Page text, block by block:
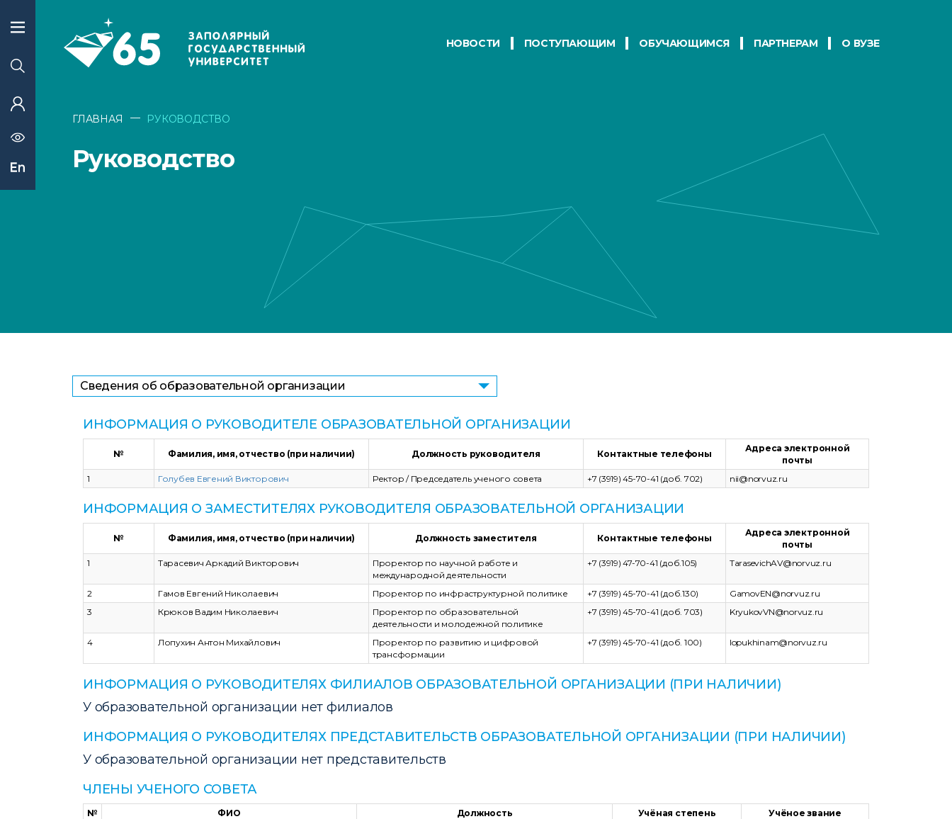
НОВОСТИ ПОСТУПАЮЩИМ ОБУЧАЮЩИМСЯ ПАРТНЕРАМ О ВУЗЕ
ГЛАВНАЯ — РУКОВОДСТВО
Руководство
Сведения об образовательной организации
ИНФОРМАЦИЯ О РУКОВОДИТЕЛЕ ОБРАЗОВАТЕЛЬНОЙ ОРГАНИЗАЦИИ
№ Фамилия, имя, отчество (при наличии) Должность руководителя Контактные телефоны
Адреса электронной
почты
1
Голубев Евгений Викторович Ректор / Председатель ученого совета +7 (3919) 45-70-41 (доб. 702) nii@norvuz.ru
ИНФОРМАЦИЯ О ЗАМЕСТИТЕЛЯХ РУКОВОДИТЕЛЯ ОБРАЗОВАТЕЛЬНОЙ ОРГАНИЗАЦИИ
№ Фамилия, имя, отчество (при наличии) Должность заместителя Контактные телефоны
Адреса электронной
почты
1
Тарасевич Аркадий Викторович
Проректор по научной работе и
международной деятельности
+7 (3919) 47-70-41 (доб.105) TarasevichAV@norvuz.ru
2 Гамов Евгений Николаевич Проректор по инфраструктурной политике +7 (3919) 45-70-41 (доб.130)
GamovEN@norvuz.ru
3
Крюков Вадим Николаевич
Проректор по образовательной
деятельности и молодежной политике
+7 (3919) 45-70-41 (доб. 703) KryukovVN@norvuz.ru
4 Лопухин Антон Михайлович
Проректор по развитию и цифровой
трансформации
+7 (3919) 45-70-41 (доб. 100) lopukhinam@norvuz.ru
ИНФОРМАЦИЯ О РУКОВОДИТЕЛЯХ ФИЛИАЛОВ ОБРАЗОВАТЕЛЬНОЙ ОРГАНИЗАЦИИ (ПРИ НАЛИЧИИ)
У образовательной организации нет филиалов
ИНФОРМАЦИЯ О РУКОВОДИТЕЛЯХ ПРЕДСТАВИТЕЛЬСТВ ОБРАЗОВАТЕЛЬНОЙ ОРГАНИЗАЦИИ (ПРИ НАЛИЧИИ)
У образовательной организации нет представительств
ЧЛЕНЫ УЧЕНОГО СОВЕТА
№ ФИО Должность Учёная степень
Учёное звание